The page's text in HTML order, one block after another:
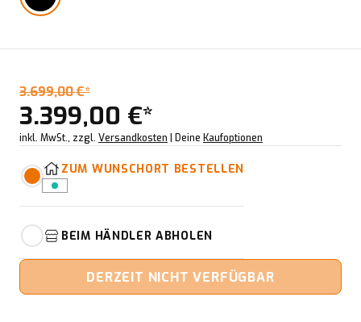
3.699,00 €*
3.399,00 €*
inkl. MwSt., zzgl. Versandkosten | Deine Kaufoptionen
ZUM WUNSCHORT BESTELLEN
BEIM HÄNDLER ABHOLEN
DERZEIT NICHT VERFÜGBAR